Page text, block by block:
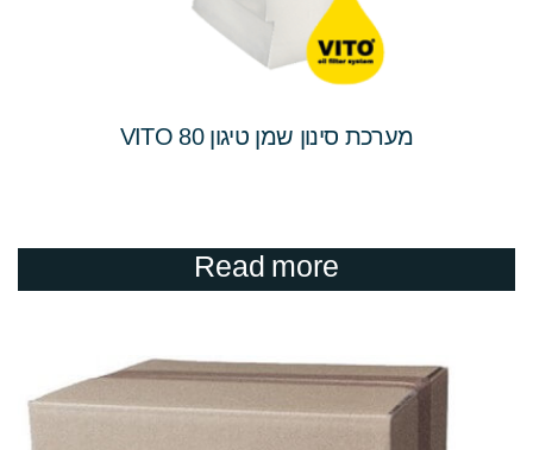
מערכת סינון שמן טיגון VITO 80
Read more